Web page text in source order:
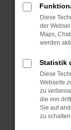
Fenster?
Starte
Das
Probleme
sind.
Veraltete
führen,
Diese
der
Maps,
werden
Statistik
Diese
Webseite
zu
die von
Sie auf
zu